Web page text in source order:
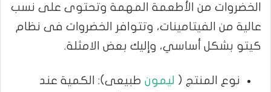
الخضروات من الأطعمة المهمة وتحتوى على نسب
عالية من الفيتامينات، وتتوافر الخضروات فى نظام
كيتو بشكل أساسي، وإليك بعض الامثلة.
نوع المنتج ( ليمون طبيعى): الكمية عند